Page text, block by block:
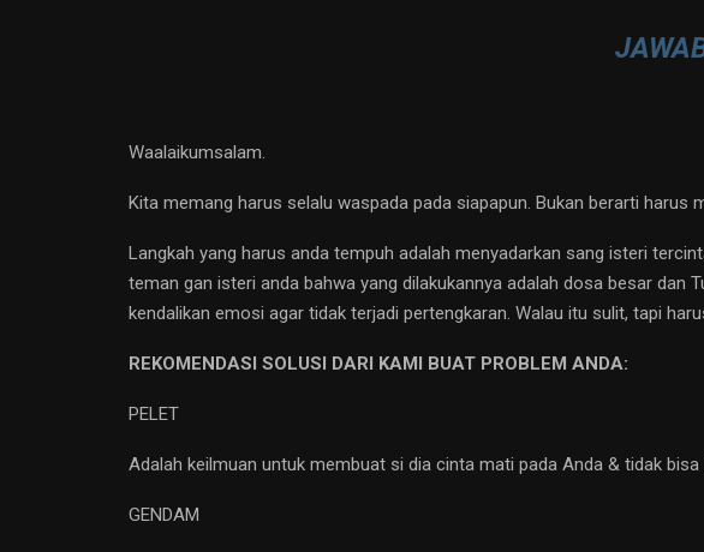
Waalaikumsalam.
Kita memang harus selalu waspada pada siapapun. Bukan berarti harus
Langkah yang harus anda tempuh adalah menyadarkan sang isteri
teman gan isteri anda bahwa yang dilakukannya adalah dosa besar dan
kendalikan emosi agar tidak terjadi pertengkaran. Walau itu sulit, tapi
REKOMENDASI SOLUSI DARI KAMI BUAT PROBLEM ANDA:
PELET
Adalah keilmuan untuk membuat si dia cinta mati pada Anda & tidak
GENDAM